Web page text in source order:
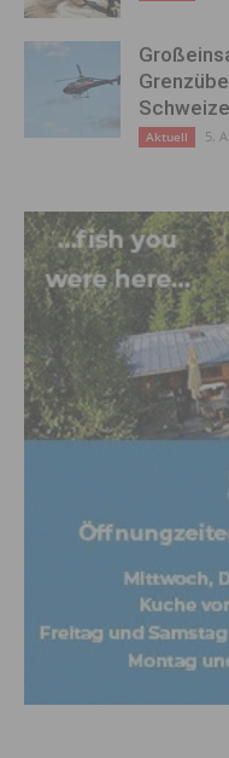
Aktuell 5.